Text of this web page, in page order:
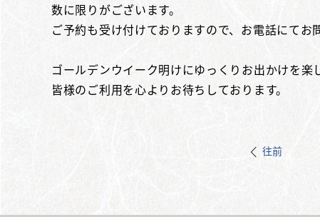
数に限りがございます。
ご予約も受け付けておりますので、お電話にてお
ゴールデンウイーク明けにゆっくりお出かけを
皆様のご利用を心よりお待ちしております。
往前